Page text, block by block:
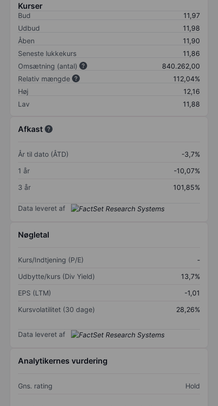
Kurser
Bud
11,97
Udbud
11,98
Åben
11,90
Seneste lukkekurs
11,86
Omsætning (antal)
840.262,00
Relativ mængde
112,04%
Høj
12,16
Lav
11,88
Afkast
År til dato (ÅTD)
-3,7%
1 år
-10,07%
3 år
101,85%
Data leveret af
Nøgletal
Kurs/Indtjening (P/E)
-
Udbytte/kurs (Div Yield)
13,7%
EPS (LTM)
-1,01
Kursvolatilitet (30 dage)
28,26%
Data leveret af
Analytikernes vurdering
Gns. rating Hold